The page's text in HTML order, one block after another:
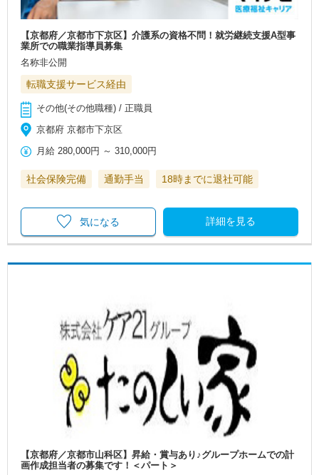
【京都府／京都市下京区】介護系の資格不問！就労継続支援A型事
業所での職業指導員募集
名称非公開
転職支援サービス経由
その他(その他職種) / 正職員
京都府 京都市下京区
月給 280,000円 ～310,000円
社会保険完備 通勤手当 18時までに退社可能
詳細を見る
気になる
【京都府／京都市山科区】昇給・賞与あり♪グループホームでの計
画作成担当者の募集です！＜パート＞